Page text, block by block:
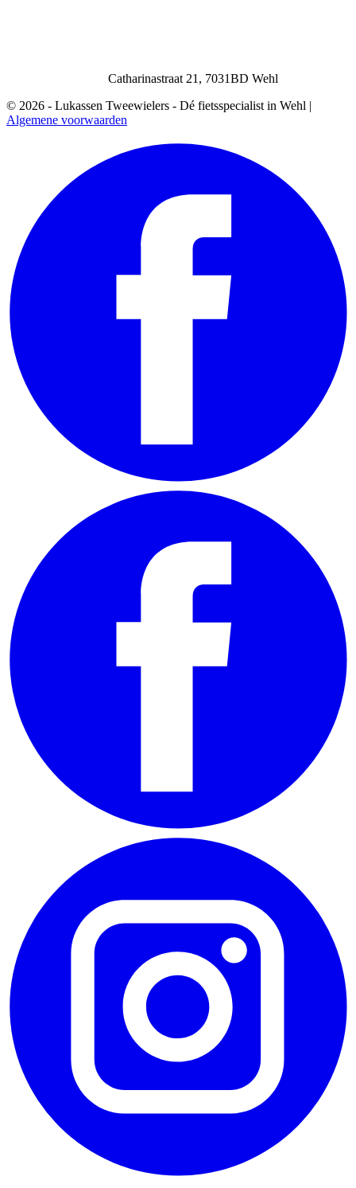
Catharinastraat 21, 7031BD Wehl
© 2026 - Lukassen Tweewielers - Dé fietsspecialist in Wehl |
Algemene voorwaarden